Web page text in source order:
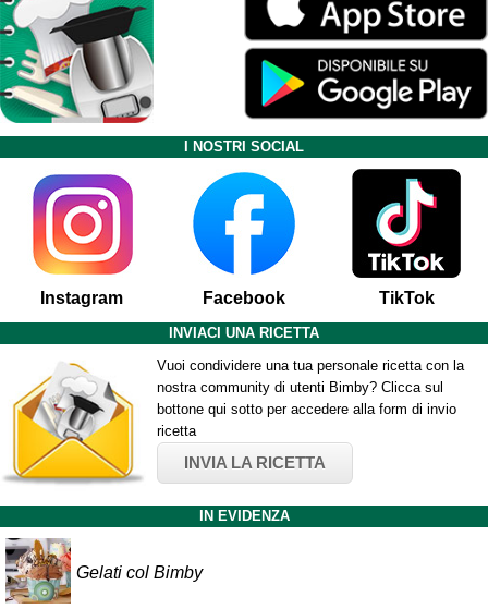
I NOSTRI SOCIAL
Instagram Facebook TikTok
INVIACI UNA RICETTA
Vuoi condividere una tua personale ricetta con la
nostra community di utenti Bimby? Clicca sul
bottone qui sotto per accedere alla form di invio
ricetta
INVIA LA RICETTA
IN EVIDENZA
Gelati col Bimby